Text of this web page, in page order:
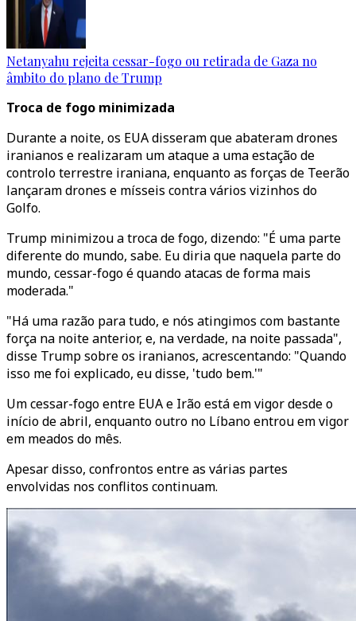
Netanyahu rejeita cessar-fogo ou retirada de Gaza no
âmbito do plano de Trump
Troca de fogo minimizada
Durante a noite, os EUA disseram que abateram drones
iranianos e realizaram um ataque a uma estação de
controlo terrestre iraniana, enquanto as forças de Teerão
lançaram drones e mísseis contra vários vizinhos do
Golfo.
Trump minimizou a troca de fogo, dizendo: "É uma parte
diferente do mundo, sabe. Eu diria que naquela parte do
mundo, cessar-fogo é quando atacas de forma mais
moderada."
"Há uma razão para tudo, e nós atingimos com bastante
força na noite anterior, e, na verdade, na noite passada",
disse Trump sobre os iranianos, acrescentando: "Quando
isso me foi explicado, eu disse, 'tudo bem.'"
Um cessar-fogo entre EUA e Irão está em vigor desde o
início de abril, enquanto outro no Líbano entrou em vigor
em meados do mês.
Apesar disso, confrontos entre as várias partes
envolvidas nos conflitos continuam.